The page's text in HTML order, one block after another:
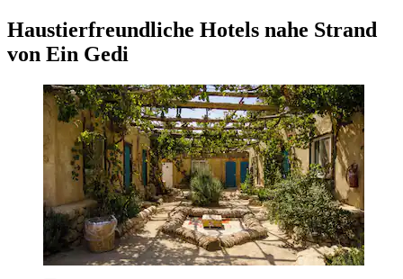
Haustierfreundliche Hotels nahe Strand
von Ein Gedi